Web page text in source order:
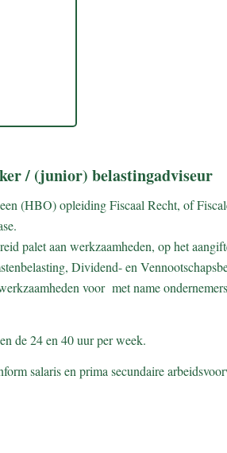
/ (junior) belastingadviseur
(HBO) opleiding Fiscaal Recht, of
palet aan werkzaamheden, op het
Dividend- en
voor met name
de 24 en 40 uur per week.
salaris en prima secundaire